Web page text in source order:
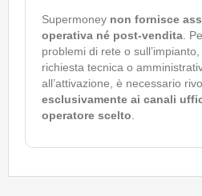
Supermoney non fornisce
operativa né post-vendita .
problemi di rete o
richiesta tecnica o
all’attivazione, è necessario
esclusivamente ai canali
operatore scelto